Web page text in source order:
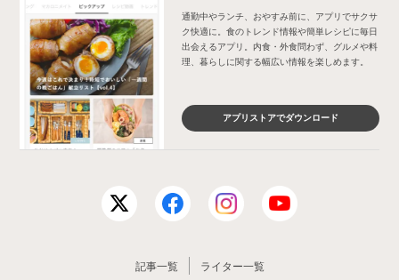
通勤中やランチ、おやすみ前に、アプリでサクサ
ク快適に。食のトレンド情報や簡単レシピに毎日
出会えるアプリ。内食・外食問わず、グルメや料
理、暮らしに関する幅広い情報を楽しめます。
アプリストアでダウンロード
記事一覧 ライター一覧